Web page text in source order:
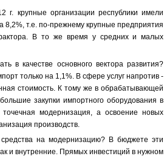
крупные организации республики имели
8,2%, т.е. по-прежнему крупные предприятия
фактора. В то же время у средних и малых
в качестве основного вектора развития?
только на 1,1%. В сфере услуг напротив -
стоимость. К тому же в обрабатывающей
закупки импортного оборудования в
модернизация, а освоение новых
организация производств.
на модернизацию? В бюджете эти
и внутренние. Прямых инвестиций в нужном